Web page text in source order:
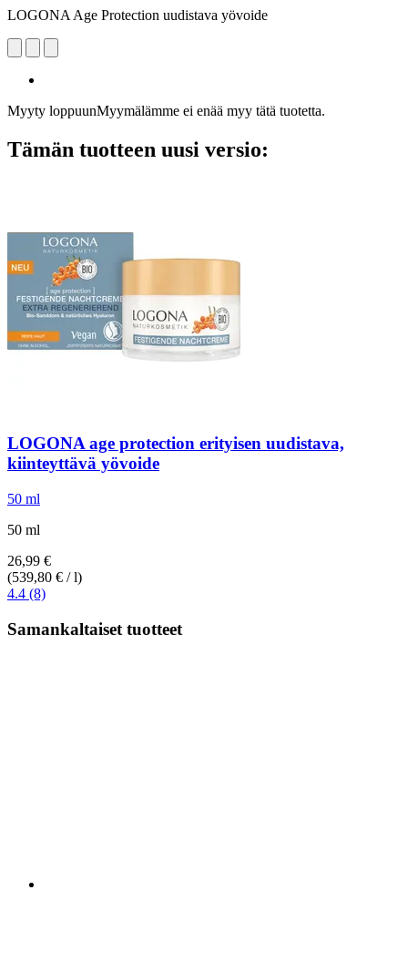
LOGONA Age Protection uudistava yövoide
Myyty loppuunMyymälämme ei enää myy tätä tuotetta.
Tämän tuotteen uusi versio:
LOGONAage protection erityisen uudistava,
kiinteyttävä yövoide
50 ml
50 ml
26,99 €
(539,80 € / l)
4.4 (8)
Samankaltaiset tuotteet